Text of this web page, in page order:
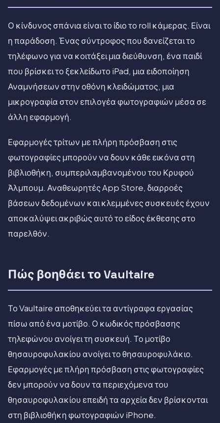
Ο κίνδυνος σπάνια είναι το ίδιο το roll κάμερας. Είναι
η παράδοση. Ένας σύντροφος που δανείζεται το
τηλέφωνο για να κοιτάξει μια διεύθυνση, ένα παιδί
που βρίσκει το ξεκλείδωτο iPad, μια ειδοποίηση
Αναμνήσεων στην οθόνη κλειδώματος, μια
μικρογραφία στον επιλογέα φωτογραφιών μέσα σε
άλλη εφαρμογή.
Εφαρμογές τρίτων με πλήρη πρόσβαση στις
φωτογραφίες μπορούν να δουν κάθε εικόνα στη
βιβλιοθήκη, συμπεριλαμβανομένου του Κρυφού
Άλμπουμ. Αναθεωρητές App Store, διαρροές
βάσεων δεδομένων και κλεμμένες συσκευές έχουν
αποκαλύψει ακριβώς αυτό το είδος έκθεσης στο
παρελθόν.
Πώς βοηθάει το Vaultaire
Το Vaultaire αποθηκεύει τα αντίγραφα εργασίας
πίσω από ένα μοτίβο. Ο κωδικός πρόσβασης
τηλεφώνου ανοίγει τη συσκευή. Το μοτίβο
θησαυροφυλακίου ανοίγει το θησαυροφυλάκιο.
Εφαρμογές με πλήρη πρόσβαση στις φωτογραφίες
δεν μπορούν να δουν τα περιεχόμενα του
θησαυροφυλακίου επειδή τα αρχεία δεν βρίσκονται
στη βιβλιοθήκη φωτογραφιών iPhone.